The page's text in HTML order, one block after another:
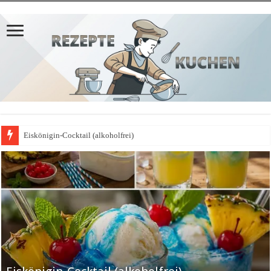
Eiskönigin-Cocktail (alkoholfrei)
𝗣𝗳𝗹𝗮𝘂𝗺𝗲𝗻𝗸𝘂𝗰𝗵𝗲𝗻-𝗔𝗽𝗳𝗲𝗹𝗯𝗹𝗲𝗰𝗵𝗸𝘂𝗰𝗵𝗲𝗻-